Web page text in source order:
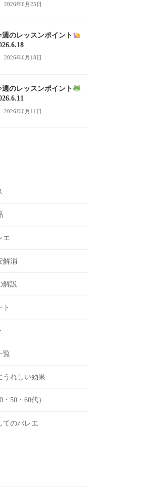
2026年6月25日
週のレッスンポイント
2026年6月18日
週のレッスンポイント
2026年6月11日
エ
解消
解説
ト
覧
うれしい効果
50・60代）
てのバレエ